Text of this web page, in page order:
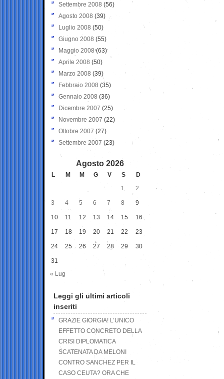
Settembre 2008 (56)
Agosto 2008 (39)
Luglio 2008 (50)
Giugno 2008 (55)
Maggio 2008(63)
Aprile 2008 (50)
Marzo 2008 (39)
Febbraio 2008 (35)
Gennaio 2008 (36)
Dicembre 2007 (25)
Novembre 2007 (22)
Ottobre 2007 (27)
Settembre 2007 (23)
Agosto 2026
L M M G V S
D
1
2
3 4 5 6 7 8 9
10 11 12 13 14 15 16
17 18 19 20 21 22 23
24 25 26 27 28 29 30
31
« Lug
Leggi gli ultimi articoli
inseriti
GRAZIE GIORGIA! L’UNICO
EFFETTO CONCRETO DELLA
CRISI DIPLOMATICA
SCATENATA DA MELONI
CONTRO SANCHEZ PER IL
CASO CEUTA? ORA CHE